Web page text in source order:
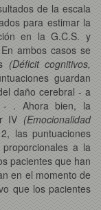
de la escala
para estimar la
en la G.C.S. y
ambos casos se
(Déficit cognitivos,
guardan
daño cerebral - a
- . Ahora bien, la
IV (Emocionalidad
las puntuaciones
a la
pacientes que han
en el momento de
que los pacientes